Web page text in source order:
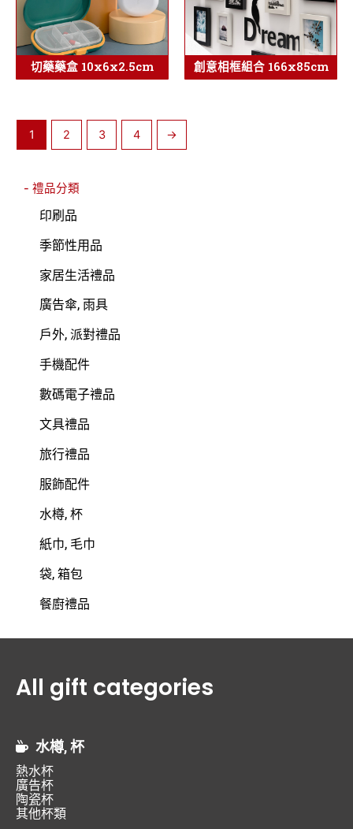
- 禮品分類
印刷品
季節性用品
家居生活禮品
廣告傘, 雨具
戶外, 派對禮品
手機配件
數碼電子禮品
文具禮品
旅行禮品
服飾配件
水樽, 杯
紙巾, 毛巾
袋, 箱包
餐廚禮品
切藥藥盒 10x6x2.5cm 創意相框組合 166x85cm
1 2 3 4 →
All gift categories
水樽, 杯
熱水杯
廣告杯
陶瓷杯
其他杯類